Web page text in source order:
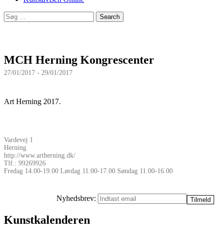
Search
for:
MCH Herning Kongrescenter
27/01/2017 - 29/01/2017
Art Herning 2017.
Vardevej 1
Herning
http://www.artherning.dk/
Tlf.: 99269926
Fredag 14.00-19.00 Lørdag 11.00-17.00 Søndag 11.00-16.00
Nyhedsbrev:
Kunstkalenderen